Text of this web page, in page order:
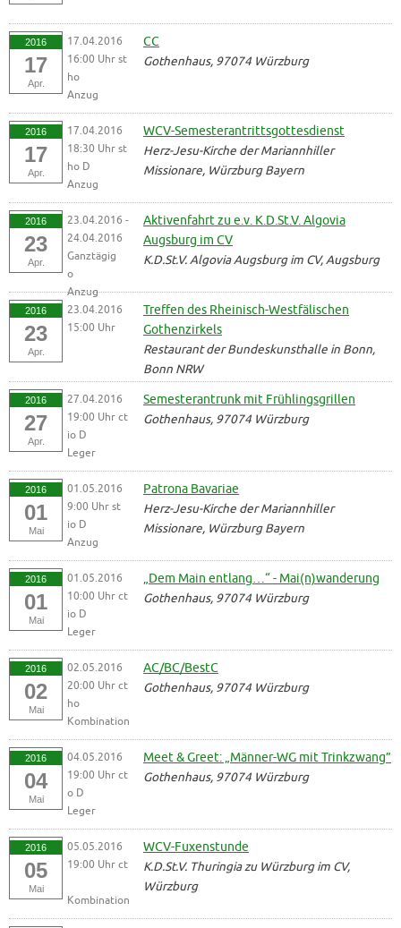
2016
17
Apr.
17.04.2016
16:00 Uhr st
ho
Anzug
CC
Gothenhaus, 97074 Würzburg
2016
17
Apr.
17.04.2016
18:30 Uhr st
ho D
Anzug
WCV-Semesterantrittsgottesdienst
Herz-Jesu-Kirche der Mariannhiller
Missionare, Würzburg Bayern
2016
23
Apr.
23.04.2016 -
24.04.2016
Ganztägig
o
Anzug
Aktivenfahrt zu e.v. K.D.St.V. Algovia
Augsburg im CV
K.D.St.V. Algovia Augsburg im CV, Augsburg
2016
23
Apr.
23.04.2016
15:00 Uhr
Treffen des Rheinisch-Westfälischen
Gothenzirkels
Restaurant der Bundeskunsthalle in Bonn,
Bonn NRW
2016
27
Apr.
27.04.2016
19:00 Uhr ct
io D
Leger
Semesterantrunk mit Frühlingsgrillen
Gothenhaus, 97074 Würzburg
2016
01
Mai
01.05.2016
9:00 Uhr st
io D
Anzug
Patrona Bavariae
Herz-Jesu-Kirche der Mariannhiller
Missionare, Würzburg Bayern
2016
01
Mai
01.05.2016
10:00 Uhr ct
io D
Leger
„Dem Main entlang…“ - Mai(n)wanderung
Gothenhaus, 97074 Würzburg
2016
02
Mai
02.05.2016
20:00 Uhr ct
ho
Kombination
AC/BC/BestC
Gothenhaus, 97074 Würzburg
2016
04
Mai
04.05.2016
19:00 Uhr ct
o D
Leger
Meet & Greet: „Männer-WG mit Trinkzwang”
Gothenhaus, 97074 Würzburg
2016
05
Mai
05.05.2016
19:00 Uhr ct
Kombination
WCV-Fuxenstunde
K.D.St.V. Thuringia zu Würzburg im CV,
Würzburg